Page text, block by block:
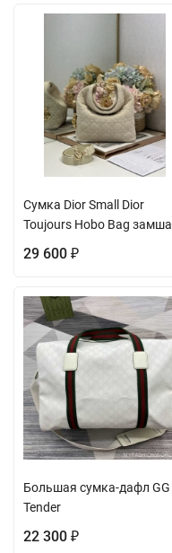
Сумка Dior Small Dior
Toujours Hobo Bag замша
29 600 ₽
Большая сумка-дафл GG
Tender
22 300 ₽